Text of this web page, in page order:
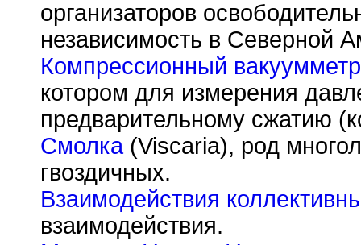
организаторов
независимость в Северной
Компрессионный вакуумметр
котором для измерения
предварительному сжатию
Смолка(Viscaria), род
гвоздичных.
Взаимодействия
взаимодействия.